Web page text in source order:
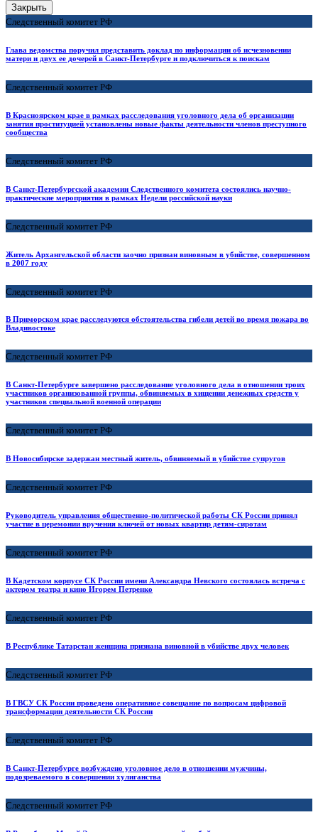
Закрыть
Следственный комитет РФ
Глава ведомства поручил представить доклад по информации об исчезновении
матери и двух ее дочерей в Санкт-Петербурге и подключиться к поискам
Следственный комитет РФ
В Красноярском крае в рамках расследования уголовного дела об организации
занятия проституцией установлены новые факты деятельности членов преступного
сообщества
Следственный комитет РФ
В Санкт-Петербургской академии Следственного комитета состоялись научно-
практические мероприятия в рамках Недели российской науки
Следственный комитет РФ
Житель Архангельской области заочно признан виновным в убийстве, совершенном
в 2007 году
Следственный комитет РФ
В Приморском крае расследуются обстоятельства гибели детей во время пожара во
Владивостоке
Следственный комитет РФ
В Санкт-Петербурге завершено расследование уголовного дела в отношении троих
участников организованной группы, обвиняемых в хищении денежных средств у
участников специальной военной операции
Следственный комитет РФ
В Новосибирске задержан местный житель, обвиняемый в убийстве супругов
Следственный комитет РФ
Руководитель управления общественно-политической работы СК России принял
участие в церемонии вручения ключей от новых квартир детям-сиротам
Следственный комитет РФ
В Кадетском корпусе СК России имени Александра Невского состоялась встреча с
актером театра и кино Игорем Петренко
Следственный комитет РФ
В Республике Татарстан женщина признана виновной в убийстве двух человек
Следственный комитет РФ
В ГВСУ СК России проведено оперативное совещание по вопросам цифровой
трансформации деятельности CК России
Следственный комитет РФ
В Санкт-Петербурге возбуждено уголовное дело в отношении мужчины,
подозреваемого в совершении хулиганства
Следственный комитет РФ